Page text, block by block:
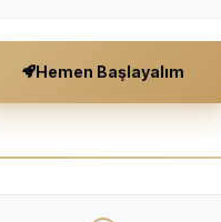
Hemen Başlayalım